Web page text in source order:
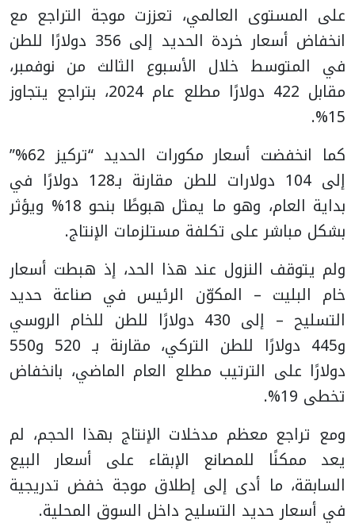
على المستوى العالمي، تعززت موجة التراجع مع
انخفاض أسعار خردة الحديد إلى 356 دولارًا للطن
في المتوسط خلال الأسبوع الثالث من نوفمبر،
مقابل 422 دولارًا مطلع عام 2024، بتراجع يتجاوز
15%.
كما انخفضت أسعار مكورات الحديد “تركيز 62%”
إلى 104 دولارات للطن مقارنة بـ128 دولارًا في
بداية العام، وهو ما يمثل هبوطًا بنحو 18% ويؤثر
بشكل مباشر على تكلفة مستلزمات الإنتاج.
ولم يتوقف النزول عند هذا الحد، إذ هبطت أسعار
خام البليت – المكوّن الرئيس في صناعة حديد
التسليح – إلى 430 دولارًا للطن للخام الروسي
و445 دولارًا للطن التركي، مقارنة بـ 520 و550
دولارًا على الترتيب مطلع العام الماضي، بانخفاض
تخطى 19%.
ومع تراجع معظم مدخلات الإنتاج بهذا الحجم، لم
يعد ممكنًا للمصانع الإبقاء على أسعار البيع
السابقة، ما أدى إلى إطلاق موجة خفض تدريجية
في أسعار حديد التسليح داخل السوق المحلية.